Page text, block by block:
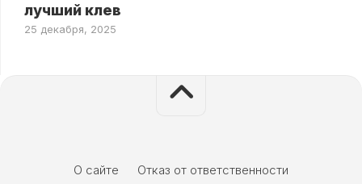
лучший клев
25 декабря, 2025
О сайте
Отказ от ответственности